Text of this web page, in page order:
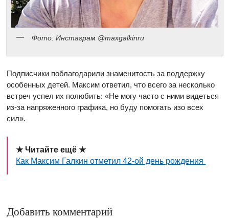
Фото: Инстаграм @maxgalkinru
Подписчики поблагодарили знаменитость за поддержку
особенных детей. Максим ответил, что всего за несколько
встреч успел их полюбить: «Не могу часто с ними видеться
из-за напряженного графика, но буду помогать изо всех
сил».
★ Читайте ещё ★
Как Максим Галкин отметил 42-ой день рождения
Добавить комментарий